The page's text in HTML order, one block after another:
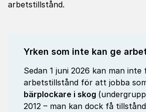
arbetstillstånd.
Yrken som inte kan ge
Sedan 1 juni 2026 kan man inte
arbetstillstånd för att jobba
bärplockare i skog
2012 – man kan dock få